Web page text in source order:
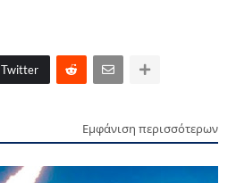
Twitter
Εμφάνιση περισσότερων